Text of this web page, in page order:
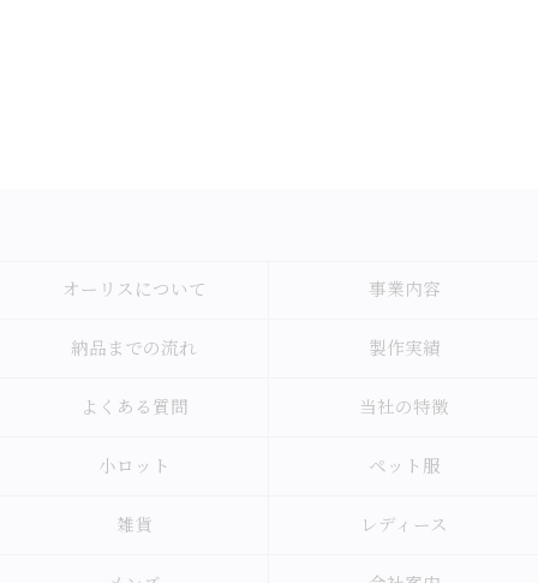
オーリスについて 事業内容
納品までの流れ 製作実績
よくある質問 当社の特徴
小ロット ペット服
雑貨 レディース